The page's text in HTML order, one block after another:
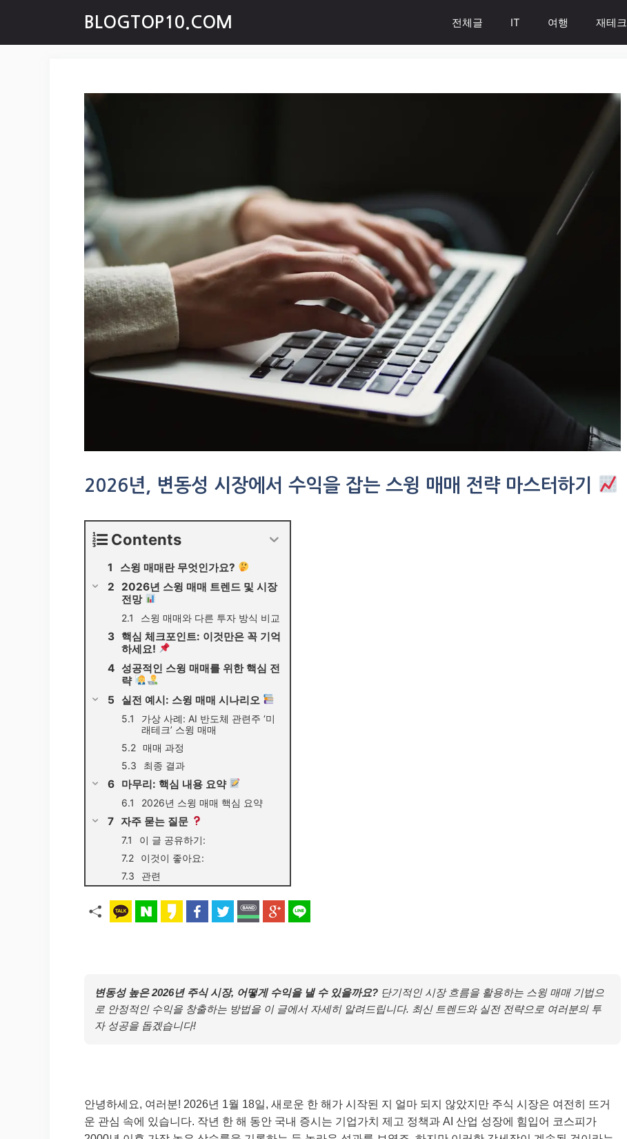
content
BLOGTOP10.COM 전체글 IT 여행 재테크
2026년, 변동성 시장에서 수익을 잡는 스윙 매매 전략 마스터하기
Contents
스윙 매매란 무엇인가요?
2026년 스윙 매매 트렌드 및 시장
전망
스윙 매매와 다른 투자 방식 비교
핵심 체크포인트: 이것만은 꼭 기억
하세요!
성공적인 스윙 매매를 위한 핵심 전
략
실전 예시: 스윙 매매 시나리오
가상 사례: AI 반도체 관련주 ‘미
래테크’ 스윙 매매
매매 과정
최종 결과
마무리: 핵심 내용 요약
2026년 스윙 매매 핵심 요약
자주 묻는 질문
이 글 공유하기:
이것이 좋아요:
관련
변동성 높은 2026년 주식 시장, 어떻게 수익을 낼 수 있을까요? 단기적인 시장 흐름을 활용하는 스윙 매매 기법으
로 안정적인 수익을 창출하는 방법을 이 글에서 자세히 알려드립니다. 최신 트렌드와 실전 전략으로 여러분의 투
자 성공을 돕겠습니다!
안녕하세요, 여러분! 2026년 1월 18일, 새로운 한 해가 시작된 지 얼마 되지 않았지만 주식 시장은 여전히 뜨거
운 관심 속에 있습니다. 작년 한 해 동안 국내 증시는 기업가치 제고 정책과 AI 산업 성장에 힘입어 코스피가